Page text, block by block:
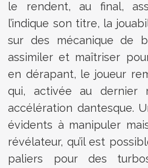
le rendent, au final,
l’indique son titre, la
sur des mécanique de
assimiler et maîtriser
en dérapant, le joueur
qui, activée au dernier
accélération dantesque.
évidents à manipuler
révélateur, qu’il est
paliers pour des